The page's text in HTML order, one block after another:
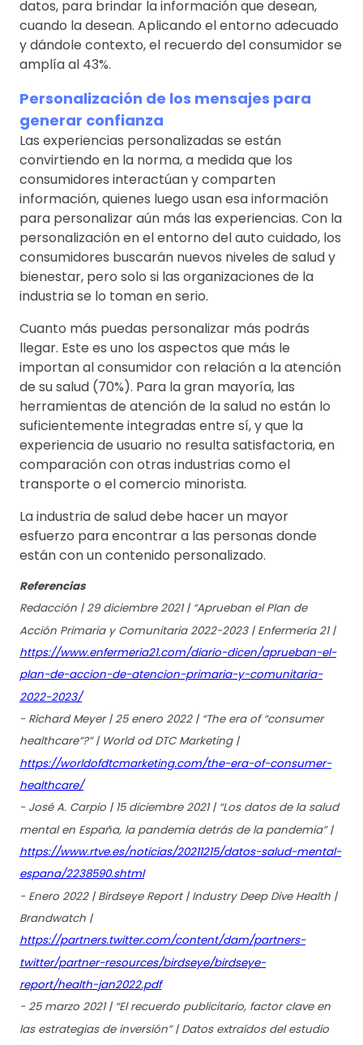
datos, para brindar la información que desean,
cuando la desean. Aplicando el entorno adecuado
y dándole contexto, el recuerdo del consumidor se
amplía al 43%.
Personalización de los mensajes para
generar confianza
Las experiencias personalizadas se están
convirtiendo en la norma, a medida que los
consumidores interactúan y comparten
información, quienes luego usan esa información
para personalizar aún más las experiencias. Con la
personalización en el entorno del auto cuidado, los
consumidores buscarán nuevos niveles de salud y
bienestar, pero solo si las organizaciones de la
industria se lo toman en serio.
Cuanto más puedas personalizar más podrás
llegar. Este es uno los aspectos que más le
importan al consumidor con relación a la atención
de su salud (70%). Para la gran mayoría, las
herramientas de atención de la salud no están lo
suficientemente integradas entre sí, y que la
experiencia de usuario no resulta satisfactoria, en
comparación con otras industrias como el
transporte o el comercio minorista.
La industria de salud debe hacer un mayor
esfuerzo para encontrar a las personas donde
están con un contenido personalizado.
Referencias
Redacción | 29 diciembre 2021 | “Aprueban el Plan de
Acción Primaria y Comunitaria 2022-2023 | Enfermería 21 |
https://www.enfermeria21.com/diario-dicen/aprueban-el-
plan-de-accion-de-atencion-primaria-y-comunitaria-
2022-2023/
- Richard Meyer | 25 enero 2022 | “The era of “consumer
healthcare”?” | World od DTC Marketing |
https://worldofdtcmarketing.com/the-era-of-consumer-
healthcare/
- José A. Carpio | 15 diciembre 2021 | “Los datos de la salud
mental en España, la pandemia detrás de la pandemia” |
https://www.rtve.es/noticias/20211215/datos-salud-mental-
espana/2238590.shtml
- Enero 2022 | Birdseye Report | Industry Deep Dive Health |
Brandwatch |
https://partners.twitter.com/content/dam/partners-
twitter/partner-resources/birdseye/birdseye-
report/health-jan2022.pdf
- 25 marzo 2021 | “El recuerdo publicitario, factor clave en
las estrategias de inversión” | Datos extraídos del estudio